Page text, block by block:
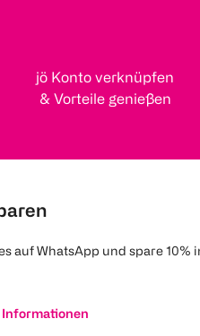
jö Konto verknüpfen
& Vorteile genießen
auf WhatsApp und spare 10%
Informationen